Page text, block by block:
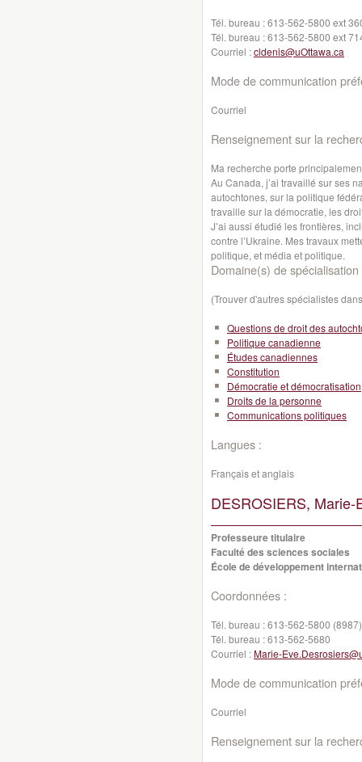
Tél. bureau :613-562-5800 ext
Tél. bureau :613-562-5800 ext
Courriel :cldenis@uOttawa.ca
Mode de communication
Courriel
Renseignement sur la
Ma recherche porte
Au Canada, j’ai travaillé sur ses
autochtones, sur la politique
travaille sur la démocratie, les
J’ai aussi étudié les frontières,
contre l’Ukraine. Mes travaux
politique, et média et politique.
Domaine(s) de spécialisation
(Trouver d'autres spécialistes
Questions de droit des
Politique canadienne
Études canadiennes
Constitution
Démocratie et démocratisation
Droits de la personne
Communications politiques
Langues :
Français et anglais
DESROSIERS, Marie-
Professeure titulaire
Faculté des sciences sociales
École de développement
Coordonnées :
Tél. bureau :613-562-5800 (8987)
Tél. bureau :613-562-5680
Courriel :Marie-
Mode de communication
Courriel
Renseignement sur la